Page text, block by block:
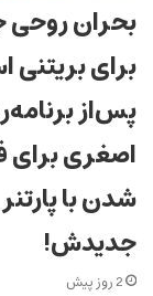
بحران روحی
برای بریتنی
پس‌از
اصغری برای
شدن با پارتنر
جدیدش!
2 روز پیش